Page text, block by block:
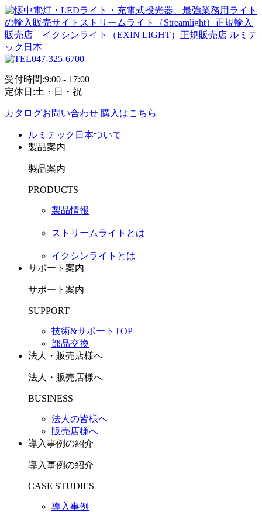
047-325-6700
受付時間:9:00 - 17:00
定休日:土・日・祝
カタログお問い合わせ 購入はこちら
ルミテック日本ついて
製品案内
製品案内
PRODUCTS
製品情報
ストリームライトとは
イクシンライトとは
サポート案内
サポート案内
SUPPORT
技術&サポートTOP
部品交換
法人・販売店様へ
法人・販売店様へ
BUSINESS
法人の皆様へ
販売店様へ
導入事例の紹介
導入事例の紹介
CASE STUDIES
導入事例